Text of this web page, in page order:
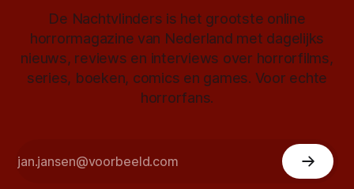
De Nachtvlinders is het grootste online
horrormagazine van Nederland met dagelijks
nieuws, reviews en interviews over horrorfilms,
series, boeken, comics en games. Voor echte
horrorfans.